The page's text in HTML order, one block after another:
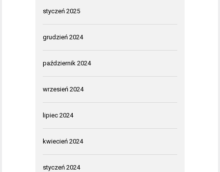
styczeń 2025
grudzień 2024
październik 2024
wrzesień 2024
lipiec 2024
kwiecień 2024
styczeń 2024